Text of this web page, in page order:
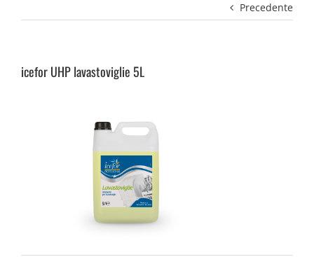
Precedente
icefor UHP lavastoviglie 5L